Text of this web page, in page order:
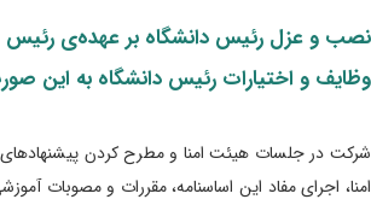
نصب و عزل رئیس دانشگاه بر عهده‌ی
وظایف و اختیارات رئیس دانشگاه به این
شرکت در جلسات هیئت امنا و مطرح کردن
امنا، اجرای مفاد این اساسنامه، مقررات و مصوبات